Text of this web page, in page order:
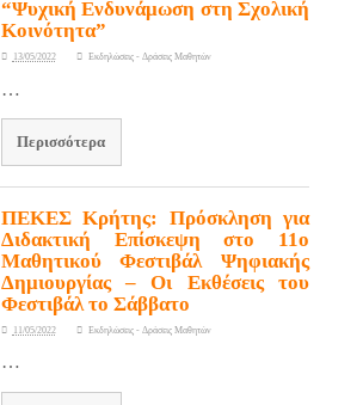
“Ψυχική Ενδυνάμωση στη Σχολική
Κοινότητα”
13/05/2022 Εκδηλώσεις - Δράσεις Μαθητών
…
Περισσότερα
ΠΕΚΕΣ Κρήτης: Πρόσκληση για
Διδακτική Επίσκεψη στο 11ο
Μαθητικού Φεστιβάλ Ψηφιακής
Δημιουργίας – Οι Εκθέσεις του
Φεστιβάλ το Σάββατο
11/05/2022 Εκδηλώσεις - Δράσεις Μαθητών
…